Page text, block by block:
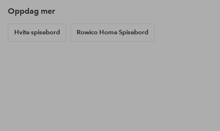
Oppdag mer
Hvite spisebord Rowico Home Spisebord